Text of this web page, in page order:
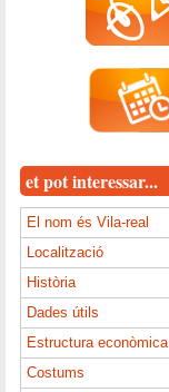
et pot interessar...
El nom és Vila-real
Localització
Història
Dades útils
Estructura econòmica
Costums